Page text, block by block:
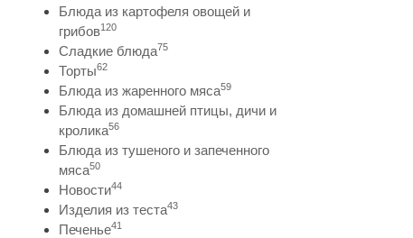
Блюда из картофеля овощей и
грибов120
Сладкие блюда75
Торты62
Блюда из жаренного мяса59
Блюда из домашней птицы, дичи и
кролика56
Блюда из тушеного и запеченного
мяса50
Новости44
Изделия из теста43
Печенье41